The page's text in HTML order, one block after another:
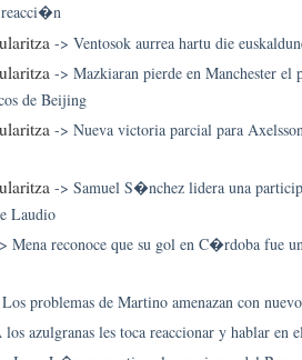
reacci�n
-> Ventosok aurrea hartu die
-> Mazkiaran pierde en Manchester el
de Beijing
-> Nueva victoria parcial para
-> Samuel S�nchez lidera una
Laudio
Mena reconoce que su gol en C�rdoba fue
Los problemas de Martino amenazan con
los azulgranas les toca reaccionar y hablar en